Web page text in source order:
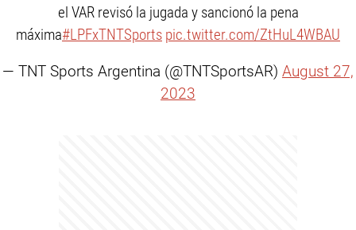
el VAR revisó la jugada y sancionó la pena
máxima#LPFxTNTSports pic.twitter.com/ZtHuL4WBAU
— TNT Sports Argentina (@TNTSportsAR) August 27,
2023